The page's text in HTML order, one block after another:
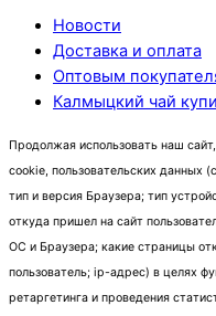
Новости
Доставка и оплата
Оптовым
Калмыцкий чай
Продолжая использовать наш
cookie, пользовательских данных
тип и версия Браузера; тип
откуда пришел на сайт
ОС и Браузера; какие страницы
пользователь; ip-адрес) в целях
ретаргетинга и проведения